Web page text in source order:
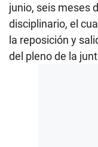
junio, seis meses
disciplinario, el
la reposición y
del pleno de la